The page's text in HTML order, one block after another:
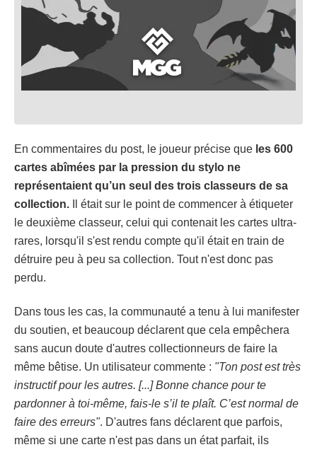
En commentaires du post, le joueur précise que les 600
cartes abîmées par la pression du stylo ne
représentaient qu’un seul des trois classeurs de sa
collection. Il était sur le point de commencer à étiqueter
le deuxième classeur, celui qui contenait les cartes ultra-
rares, lorsqu'il s'est rendu compte qu'il était en train de
détruire peu à peu sa collection. Tout n'est donc pas
perdu.
Dans tous les cas, la communauté a tenu à lui manifester
du soutien, et beaucoup déclarent que cela empêchera
sans aucun doute d'autres collectionneurs de faire la
même bêtise. Un utilisateur commente : "Ton post est très
instructif pour les autres. [...] Bonne chance pour te
pardonner à toi-même, fais-le s’il te plaît. C’est normal de
faire des erreurs". D'autres fans déclarent que parfois,
même si une carte n'est pas dans un état parfait, ils